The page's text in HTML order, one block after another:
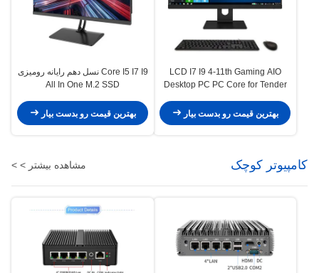
LCD I7 I9 4-11th Gaming AIO
Desktop PC PC Core for Tender
بهترین قیمت رو بدست بیار
Core I5 ​​I7 I9 نسل دهم رایانه رومیزی
All In One M.2 SSD
بهترین قیمت رو بدست بیار
کامپیوتر کوچک مشاهده بیشتر > >